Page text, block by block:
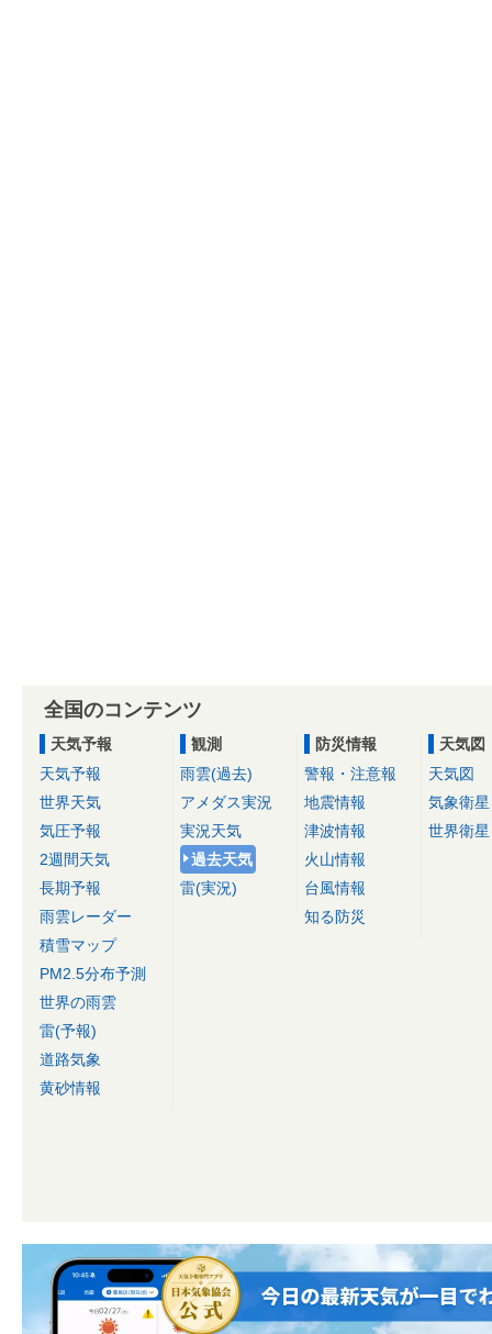
全国のコンテンツ
天気予報
天気予報
世界天気
気圧予報
2週間天気
長期予報
雨雲レーダー
積雪マップ
PM2.5分布予測
世界の雨雲
雷(予報)
道路気象
黄砂情報
観測
雨雲(過去)
アメダス実況
実況天気
過去天気
雷(実況)
防災情報
警報・注意報
地震情報
津波情報
火山情報
台風情報
知る防災
天気図
天気図
気象衛星
世界衛星